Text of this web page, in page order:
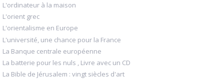
L'ordinateur à la maison
L'orient grec
L'orientalisme en Europe
L'université, une chance pour la France
La Banque centrale européenne
La batterie pour les nuls , Livre avec un CD
La Bible de Jérusalem : vingt siècles d'art